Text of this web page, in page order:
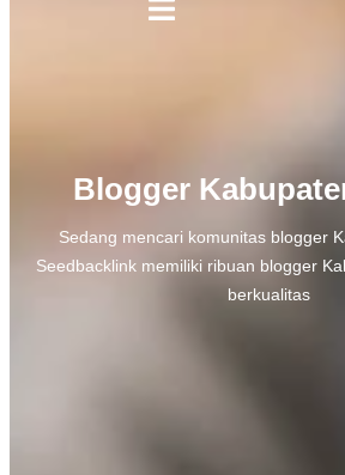
Blogger
Sedang mencari komunitas blogger
Seedbacklink memiliki ribuan blogger
berkualitas